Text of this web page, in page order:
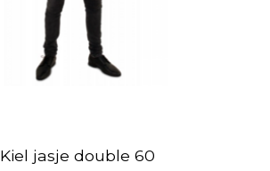
Kiel jasje double 60